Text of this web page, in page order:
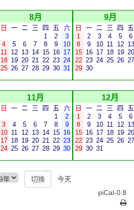
8月
日 一 二 三 四 五
六
1
2
3
4
5 6 7 8 9
10
11 12 13 14 15 16 17
18 19 20 21 22 23 24
25 26 27 28 29 30 31
9月
日 一 二 三 四
五
1
2 3 4 5
6
8
9 10 11 12 13
15 16 17 18 19 20
22 23 24 25 26 27
29 30
11月
日 一 二 三 四 五
六
1
2
3
4 5 6 7 8
9
10 11 12 13 14 15 16
17 18 19 20 21 22 23
24 25 26 27 28 29 30
12月
日 一 二 三 四
五
1
2 3 4 5
6
8
9 10 11 12 13
15 16 17 18 19 20
22 23 24 25 26 27
29 30 31
今天
piCal-0.8